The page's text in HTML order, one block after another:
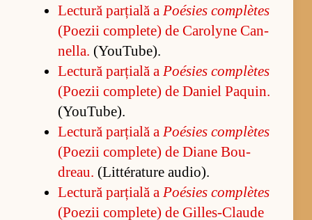
Lec­tură par­ți­ală a Poé­sies com­plètes
(Po­e­zii com­ple­te) de Ca­ro­lyne Can­
nel­la. (Yo­u­Tu­be).
Lec­tură par­ți­ală a Poé­sies com­plètes
(Po­e­zii com­ple­te) de Da­niel Pa­qu­in.
(Yo­u­Tu­be).
Lec­tură par­ți­ală a Poé­sies com­plètes
(Po­e­zii com­ple­te) de Diane Bo­u­
dreau. (Lit­téra­ture au­di­o).
Lec­tură par­ți­ală a Poé­sies com­plètes
(Po­e­zii com­ple­te) de Gil­les-Cla­ude